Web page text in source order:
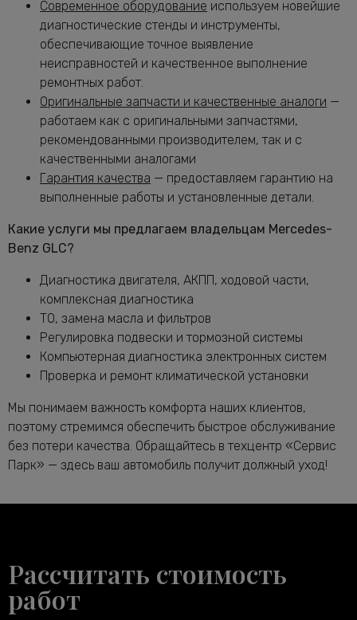
Бенц GLC
Замена масляного насоса Мерседес-
Бенц GLC
Замена масляного фильтра Мерседес-
Бенц GLC
Замена опоры амортизатора GLC
от 2760 руб.
Замена переднего сальника
коленвала GLC
от 7400 руб.
Замена передних амортизаторов
Мерседес-Бенц GLC
от 3400 руб.
Замена передних тормозных дисков
Мерседес-Бенц GLC
Замена передних тормозных колодок
Замена подушек двигателя GLC
от 5000 руб.
Замена подшипника генератора
Мерседес-Бенц GLC
Замена приводного ремня Мерседес-
Бенц GLC
от 2120 руб.
Бенц GLC
Замена ремня ГРМ Мерседес-Бенц
GLC
от 6600 руб.
Замена ролика натяжителя
от 2120 руб.
Замена рулевой тяги Мерседес-Бенц
Замена рычага задней подвески GLC
от 3400 руб.
Замена рычага передней подвески
Современное оборудование используем новейшие
диагностические стенды и инструменты,
обеспечивающие точное выявление
неисправностей и качественное выполнение
ремонтных работ.
Оригинальные запчасти и качественные аналоги —
работаем как с оригинальными запчастями,
рекомендованными производителем, так и с
качественными аналогами
Гарантия качества — предоставляем гарантию на
выполненные работы и установленные детали.
Какие услуги мы предлагаем владельцам Mercedes-
Benz GLC?
Диагностика двигателя, АКПП, ходовой части,
комплексная диагностика
ТО, замена масла и фильтров
Регулировка подвески и тормозной системы
Компьютерная диагностика электронных систем
Проверка и ремонт климатической установки
Мы понимаем важность комфорта наших клиентов,
поэтому стремимся обеспечить быстрое обслуживание
без потери качества. Обращайтесь в техцентр «Сервис
Парк» — здесь ваш автомобиль получит должный уход!
Рассчитать стоимость
работ